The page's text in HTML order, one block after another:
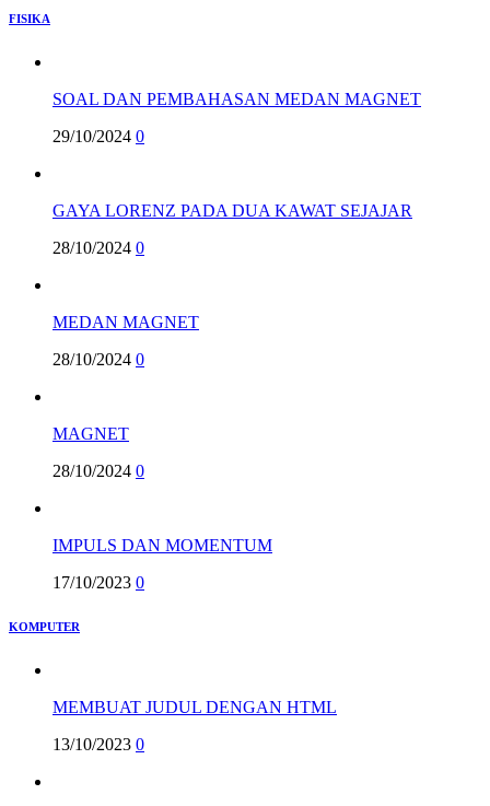
FISIKA
SOAL DAN PEMBAHASAN MEDAN MAGNET
29/10/2024 0
GAYA LORENZ PADA DUA KAWAT SEJAJAR
28/10/2024 0
MEDAN MAGNET
28/10/2024 0
MAGNET
28/10/2024 0
IMPULS DAN MOMENTUM
17/10/2023 0
KOMPUTER
MEMBUAT JUDUL DENGAN HTML
13/10/2023 0